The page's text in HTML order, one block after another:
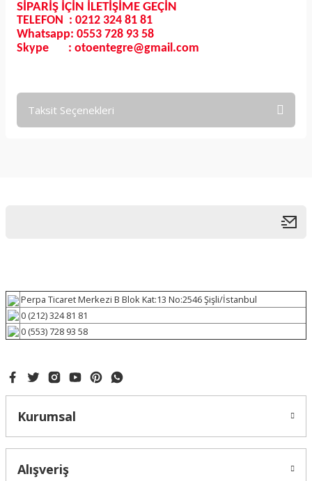
SİPARİŞ İÇİN İLETİŞİME GEÇİN
TELEFON : 0212 324 81 81
Whatsapp: 0553 728 93 58
Skype : otoentegre@gmail.com
Taksit Seçenekleri
Perpa Ticaret Merkezi B Blok Kat:13 No:2546 Şişli/İstanbul
0 (212) 324 81 81
0 (553) 728 93 58
Kurumsal
Alışveriş